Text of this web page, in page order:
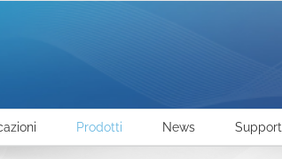
Prodotti News Support